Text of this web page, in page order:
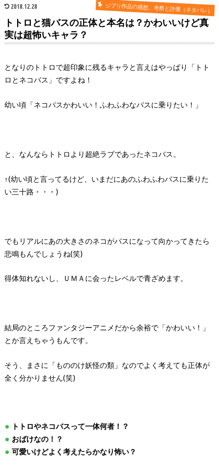
2018.12.28 ジブリ作品の感想、考察と評価（ネタバレ）
トトロと猫バスの正体と本名は？かわいいけど真
実は超怖いキャラ？
となりのトトロで超印象に残るキャラと言えはやっぱり「トト
ロとネコバス」ですよね！
幼い頃「ネコバスかわいい！ふわふわなバスに乗りたい！」
と、なんならトトロより超絶ラブであったネコバス。
↑(幼い頃と言ってるけど、いまだにあのふわふわバスに乗りた
い三十路・・・)
でもリアルにあの大きさのネコがバスになって向かってきたら
悲鳴もんでしょうね(笑)
得体知れないし、ＵＭＡに会ったレベルで青ざめます。
結局のところファンタジーアニメだから余裕で「かわいい！」
とか言えちゃうもんです。
そう、まさに「もののけ妖怪の類」なのでよく考えても正体が
全く分かりません(笑)
トトロやネコバスって一体何者！？
おばけなの！？
可愛いけどよく考えたらかなり怖い？